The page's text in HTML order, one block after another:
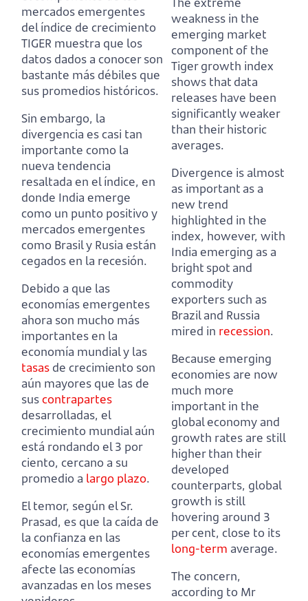
mercados emergentes
del índice de crecimiento
TIGER muestra que los
datos dados a conocer son
bastante más débiles que
sus promedios históricos.
Sin embargo, la
divergencia es casi tan
importante como la
nueva tendencia
resaltada en el índice, en
donde India emerge
como un punto positivo y
mercados emergentes
como Brasil y Rusia están
cegados en la recesión.
Debido a que las
economías emergentes
ahora son mucho más
importantes en la
economía mundialy las
tasas de crecimiento son
aún mayores que las de
suscontrapartes
desarrolladas, el
crecimiento mundial aún
está rondando el 3 por
ciento, cercano a su
promedio a largo plazo.
El temor, según el Sr.
Prasad, es que la caída de
la confianza en las
economías emergentes
afecte las economías
avanzadas en los meses
weakness in the
emerging market
component of the
Tiger growth index
shows that data
releases have been
significantly weaker
than their historic
averages.
Divergence is almost
as important as a
new trend
highlighted in the
index, however, with
India emerging as a
bright spot and
commodity
exporters such as
Brazil and Russia
mired in recession.
Because emerging
economies are now
much more
important in the
global economy and
growth rates are still
higher than their
developed
counterparts, global
growth is still
hovering around 3
per cent, close to its
long-term average.
The concern,
according to Mr